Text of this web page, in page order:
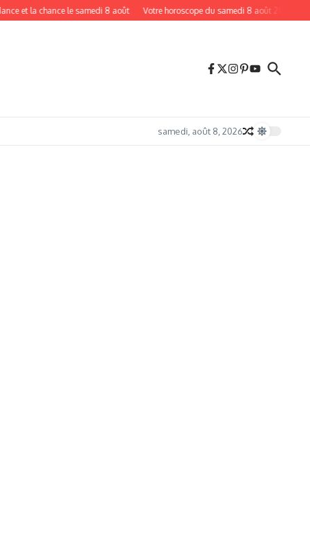
chance le samedi 8 août Votre horoscope du samedi 8 août 2026 : le portail
samedi, août 8, 2026